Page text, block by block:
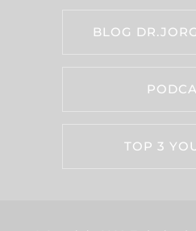
BLOG
TOP 3